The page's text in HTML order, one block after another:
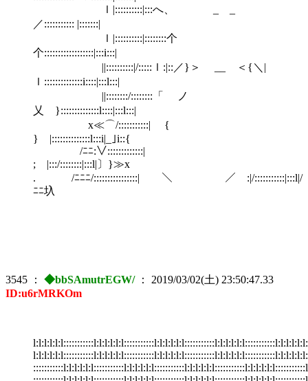
ｌ|::::::::::|:::へ、 _ _
／::::::::::: |:::::::|
ｌ|::::::::::|::::::::个
个::::::::::::::::::|:::i:::|
||::::::::::|/:::::ｌ:|::／}＞ __ ＜{＼|
ｌ::::::::::::::i::::|:::l:::|
||::::::::/::::::::「 ノ
乂 }::::::::::::::l::::|:::l:::|
x≪⌒/:::::::::::| {
} |::::::::::::::l:::i|_｣i::{
/ﾆﾆ:∨:::::::::::::|
; |:::/::::::::|:::l|〕}≫x
. /ﾆﾆﾆ/::::::::::::::::| ＼ ／ :|/:::::::::::|:::l|/
ﾆﾆ圦
3545 ： ◆bbSAmutrEGW/： 2019/03/02(土) 23:50:47.33
ID:u6rMRKOm